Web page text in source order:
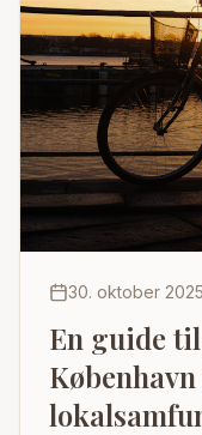
30. oktober 2025
En guide